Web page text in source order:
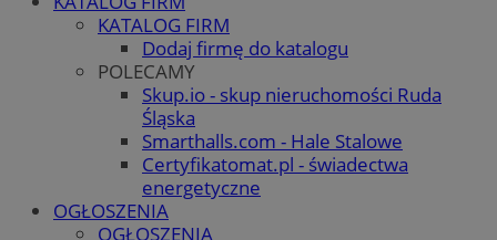
KATALOG FIRM
Dodaj firmę do katalogu
POLECAMY
Skup.io - skup nieruchomości Ruda
Śląska
Smarthalls.com - Hale Stalowe
Certyfikatomat.pl - świadectwa
energetyczne
OGŁOSZENIA
OGŁOSZENIA